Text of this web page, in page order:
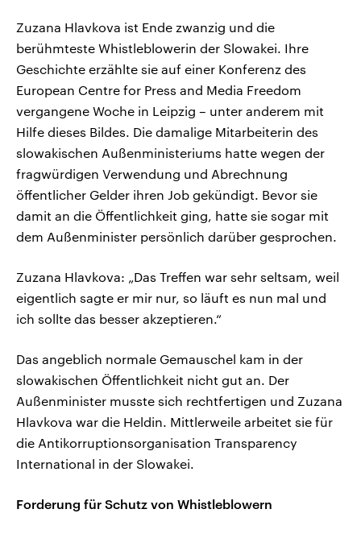
Zuzana Hlavkova ist Ende zwanzig und die
berühmteste Whistleblowerin der Slowakei. Ihre
Geschichte erzählte sie auf einer Konferenz des
European Centre for Press and Media Freedom
vergangene Woche in Leipzig – unter anderem mit
Hilfe dieses Bildes. Die damalige Mitarbeiterin des
slowakischen Außenministeriums hatte wegen der
fragwürdigen Verwendung und Abrechnung
öffentlicher Gelder ihren Job gekündigt. Bevor sie
damit an die Öffentlichkeit ging, hatte sie sogar mit
dem Außenminister persönlich darüber gesprochen.
Zuzana Hlavkova: „Das Treffen war sehr seltsam, weil
eigentlich sagte er mir nur, so läuft es nun mal und
ich sollte das besser akzeptieren.“
Das angeblich normale Gemauschel kam in der
slowakischen Öffentlichkeit nicht gut an. Der
Außenminister musste sich rechtfertigen und Zuzana
Hlavkova war die Heldin. Mittlerweile arbeitet sie für
die Antikorruptionsorganisation Transparency
International in der Slowakei.
Forderung für Schutz von Whistleblowern